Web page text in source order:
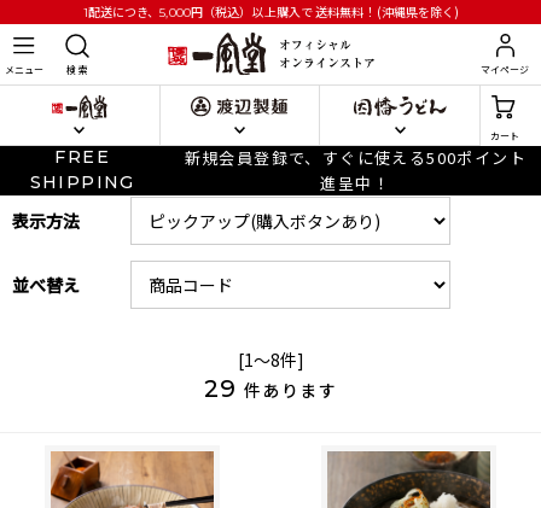
1配送につき、5,000円 （税込）以上購入で送料無料！(沖縄県を除く)
メニュー 検 索 マイページ
カート
FREE
SHIPPING
新規会員登録で、すぐに使える500ポイント
進呈中！
表示方法
並べ替え
[1～8件]
29 件あります